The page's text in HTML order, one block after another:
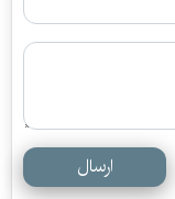
ارسال